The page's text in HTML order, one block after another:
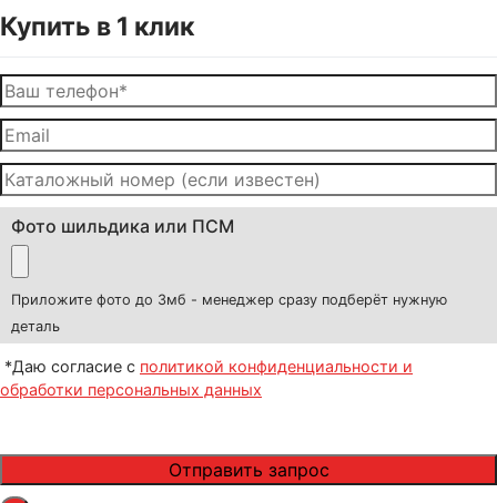
Купить в 1 клик
Фото шильдика или ПСМ
Приложите фото до 3мб - менеджер сразу подберёт нужную
деталь
*Даю согласие с политикой конфиденциальности и
обработки персональных данных